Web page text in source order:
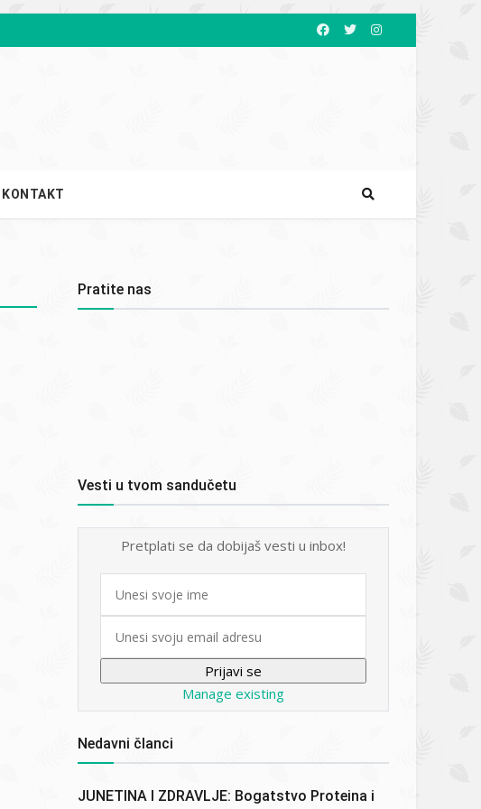
KONTAKT
Pratite nas
Vesti u tvom sandučetu
Pretplati se da dobijaš vesti u inbox!
First
Manage existing
Nedavni članci
JUNETINA I ZDRAVLJE: Bogatstvo Proteina i